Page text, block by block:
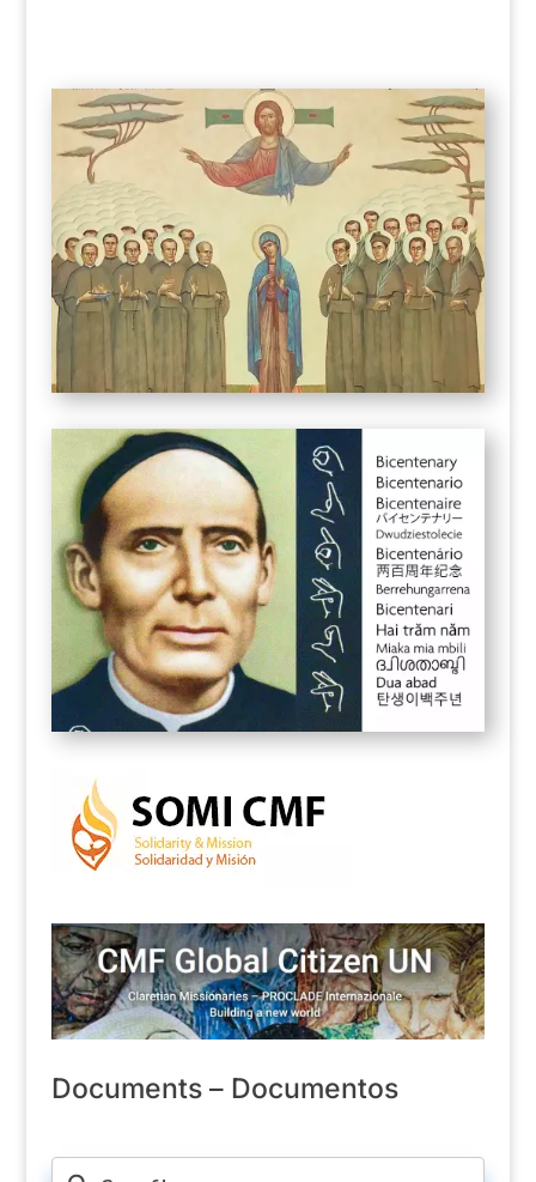
Documents – Documentos